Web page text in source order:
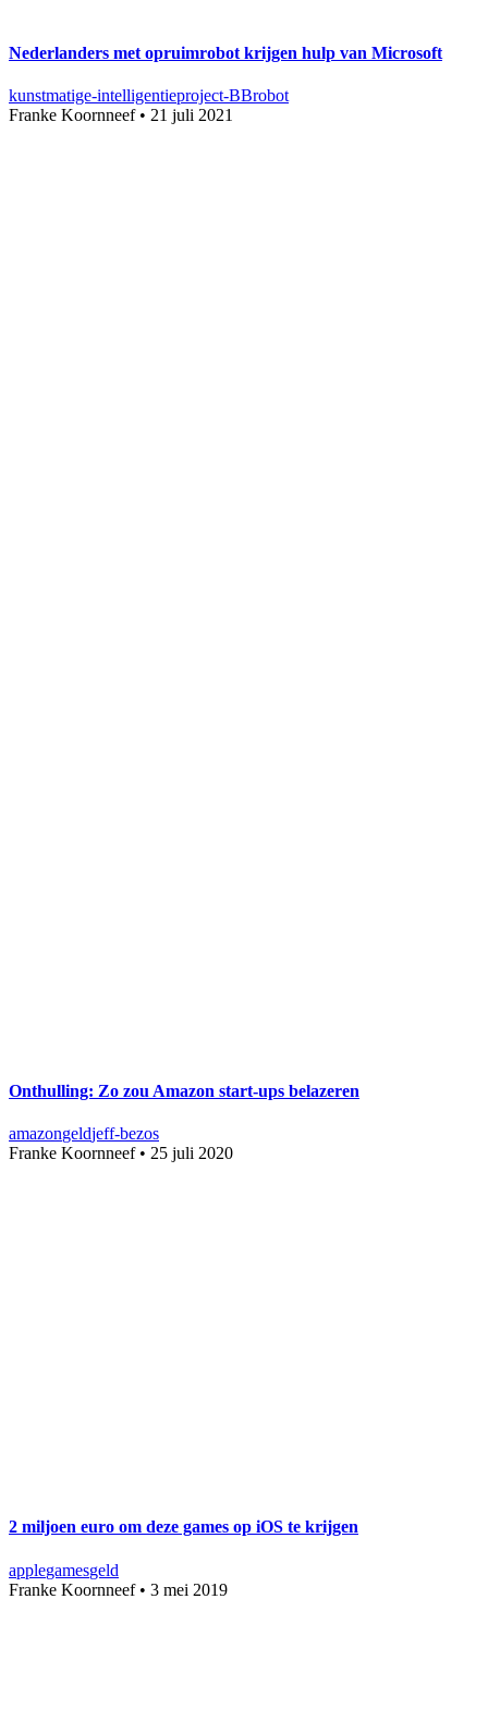
Nederlanders met opruimrobot krijgen hulp van Microsoft
kunstmatige-intelligentieproject-BBrobot
Franke Koornneef• 21 juli 2021
Onthulling: Zo zou Amazon start-ups belazeren
amazongeldjeff-bezos
Franke Koornneef• 25 juli 2020
2 miljoen euro om deze games op iOS te krijgen
applegamesgeld
Franke Koornneef• 3 mei 2019